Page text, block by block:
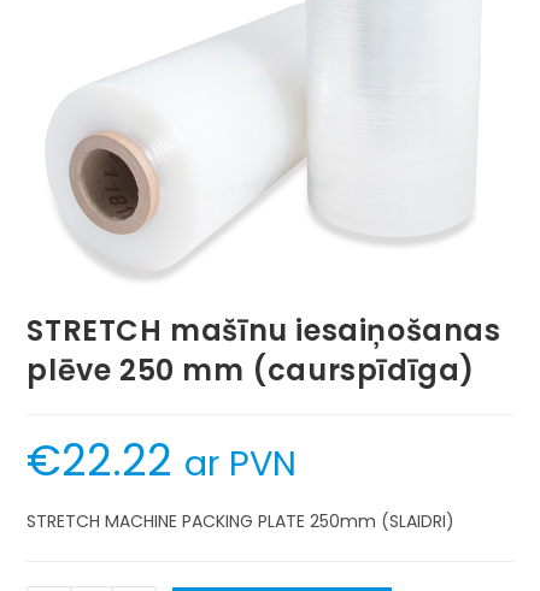
STRETCH mašīnu iesaiņošanas
plēve 250 mm (caurspīdīga)
€22.22 ar PVN
STRETCH MACHINE PACKING PLATE 250mm (SLAIDRI)